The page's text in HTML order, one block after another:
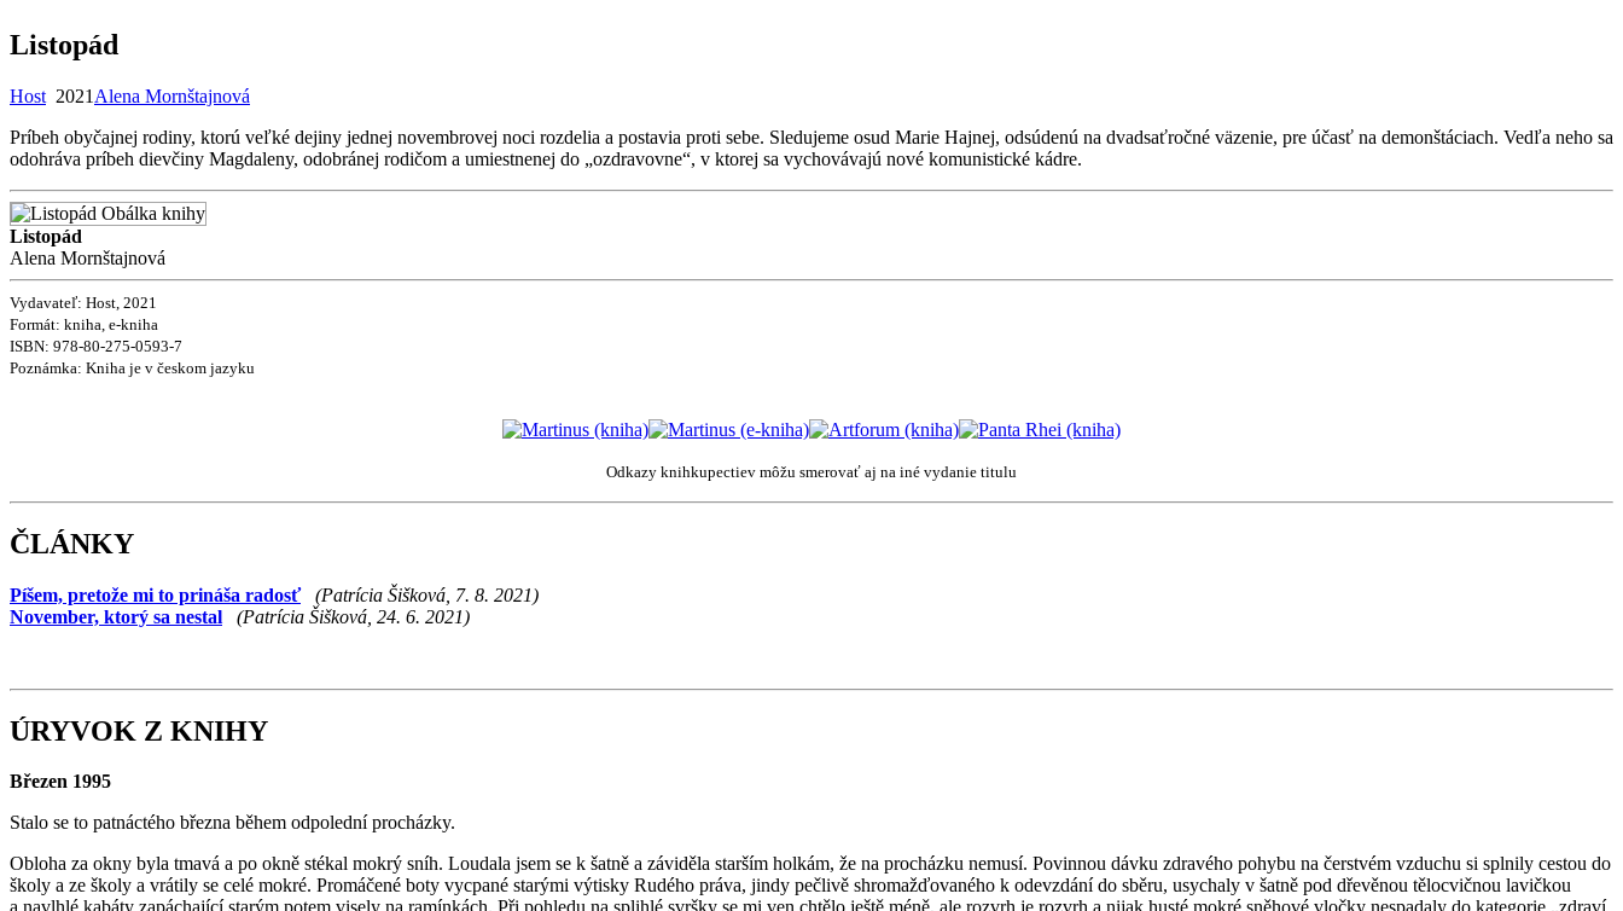
Listopád
Host 2021 Alena Mornštajnová
Príbeh obyčajnej rodiny, ktorú veľké dejiny jednej novembrovej noci rozdelia a postavia proti sebe. Sledujeme osud Marie Hajnej, odsúdenú na dvadsaťročné väzenie, pre účasť na demonštáciach. Vedľa neho sa
odohráva príbeh dievčiny Magdaleny, odobránej rodičom a umiestnenej do „ozdravovne“, v ktorej sa vychovávajú nové komunistické kádre.
Listopád
Alena Mornštajnová
Vydavateľ: Host, 2021
Formát: kniha, e-kniha
ISBN: 978-80-275-0593-7
Poznámka: Kniha je v českom jazyku
Odkazy knihkupectiev môžu smerovať aj na iné vydanie titulu
ČLÁNKY
Píšem, pretože mi to prináša radosť
(Patrícia Šišková, 7. 8. 2021)
November, ktorý sa nestal
(Patrícia Šišková, 24. 6. 2021)
ÚRYVOK Z KNIHY
Březen 1995
Stalo se to patnáctého března během odpolední procházky.
Obloha za okny byla tmavá a po okně stékal mokrý sníh. Loudala jsem se k šatně a záviděla starším holkám, že na procházku nemusí. Povinnou dávku zdravého pohybu na čerstvém vzduchu si splnily cestou do
školy a ze školy a vrátily se celé mokré. Promáčené boty vycpané starými výtisky Rudého práva, jindy pečlivě shromažďovaného k odevzdání do sběru, usychaly v šatně pod dřevěnou tělocvičnou lavičkou